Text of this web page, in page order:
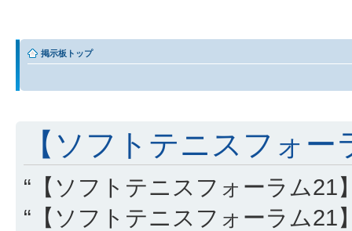
掲示板トップ
【ソフトテニスフォ
“【ソフトテニスフォーラム21
“【ソフトテニスフォーラム21